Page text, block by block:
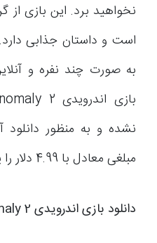
نخواهید برد. این بازی از
است و داستان جذابی
به صورت چند نفره و
نشده و به منظور دانلود
مبلغی معادل با 4.99 دلار را پرداخت کنید.
دانلود بازی اندرویدی Anomaly 2 از گوگل پلی استور: